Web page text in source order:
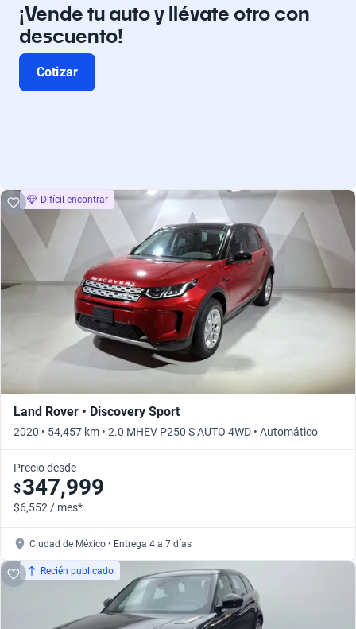
¡Vende tu auto y llévate otro con
descuento!
Cotizar
Difícil encontrar
Land Rover • Discovery Sport
2020 • 54,457 km • 2.0 MHEV P250 S AUTO 4WD • Automático
Precio desde
$347,999
$6,552 / mes*
Ciudad de México • Entrega 4 a 7 días
Recién publicado